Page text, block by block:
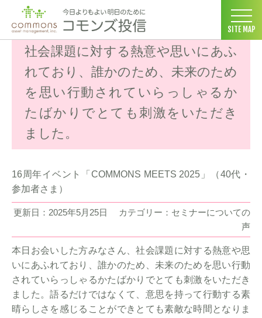
SITE MAP
コモンズ投信 ホーム >お客様の声 > >社会
社会課題に対する熱意や思いにあふ
れており、誰かのため、未来のため
を思い行動されていらっしゃるか
たばかりでとても刺激をいただき
ました。
16周年イベント「COMMONS MEETS 2025」（40代・
参加者さま）
更新日：2025年5月25日
カテゴリー：セミナーについての
声
本日お会いした方みなさん、社会課題に対する熱意や思
いにあふれており、誰かのため、未来のためを思い行動
されていらっしゃるかたばかりでとても刺激をいただき
ました。語るだけではなくて、意思を持って行動する素
晴らしさを感じることができとても素敵な時間となりま